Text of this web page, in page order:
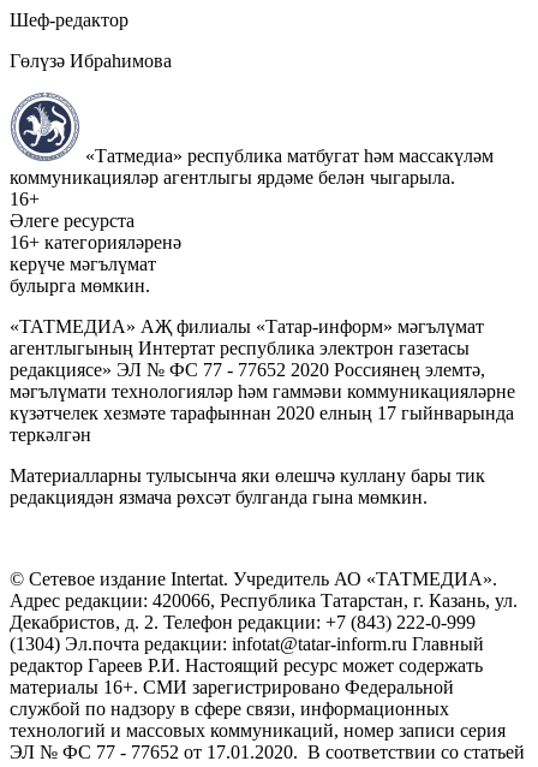
Шеф-редактор
Гөлүзә Ибраһимова
«Татмедиа» республика матбугат һәм массакүләм
коммуникацияләр агентлыгы ярдәме белән чыгарыла.
16+
Әлеге ресурста
16+ категорияләренә
керүче мәгълүмат
булырга мөмкин.
«ТАТМЕДИА» АҖ филиалы «Татар-информ» мәгълүмат
агентлыгының Интертат республика электрон газетасы
редакциясе» ЭЛ № ФС 77 - 77652 2020 Россиянең элемтә,
мәгълүмати технологияләр һәм гаммәви коммуникацияләрне
күзәтчелек хезмәте тарафыннан 2020 елның 17 гыйнварында
теркәлгән
Материалларны тулысынча яки өлешчә куллану бары тик
редакциядән язмача рөхсәт булганда гына мөмкин.
© Сетевое издание Intertat. Учредитель АО «ТАТМЕДИА».
Адрес редакции: 420066, Республика Татарстан, г. Казань, ул.
Декабристов, д. 2. Телефон редакции: +7 (843) 222-0-999
(1304) Эл.почта редакции: infotat@tatar-inform.ru Главный
редактор Гареев Р.И. Настоящий ресурс может содержать
материалы 16+. СМИ зарегистрировано Федеральной
службой по надзору в сфере связи, информационных
технологий и массовых коммуникаций, номер записи серия
ЭЛ № ФС 77 - 77652 от 17.01.2020. В соответствии со статьей